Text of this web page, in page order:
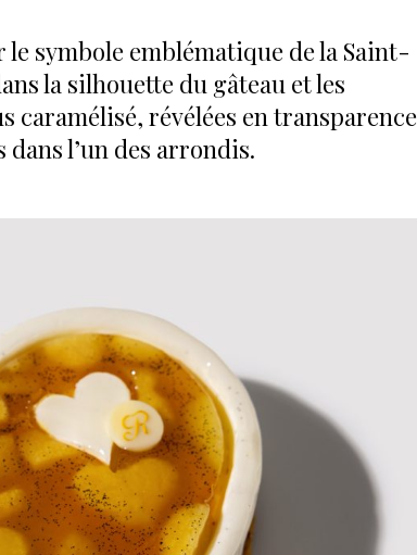
symbole emblématique de la Saint-
la silhouette du gâteau et les
caramélisé, révélées en transparence
l’un des arrondis.